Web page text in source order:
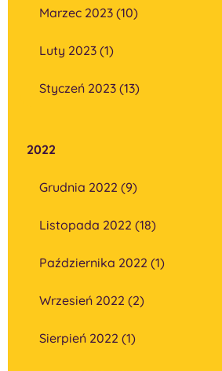
Marzec 2023 (10)
Luty 2023 (1)
Styczeń 2023 (13)
2022
Grudnia 2022 (9)
Listopada 2022 (18)
Października 2022 (1)
Wrzesień 2022 (2)
Sierpień 2022 (1)